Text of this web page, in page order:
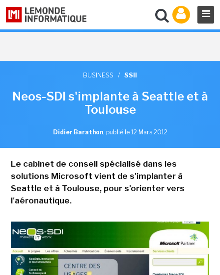
BUSINESS / SSII
Neos-SDI s'implante à Seattle et à
Toulouse
Didier Barathon, publié le 12 Mars 2012
Le cabinet de conseil spécialisé dans les
solutions Microsoft vient de s'implanter à
Seattle et à Toulouse, pour s'orienter vers
l'aéronautique.